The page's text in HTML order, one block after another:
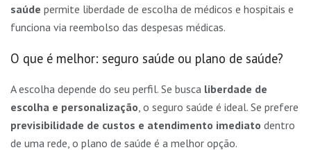
saúde permite liberdade de escolha de médicos e hospitais e
funciona via reembolso das despesas médicas.
O que é melhor: seguro saúde ou plano de saúde?
A escolha depende do seu perfil. Se busca liberdade de
escolha e personalização, o seguro saúde é ideal. Se prefere
previsibilidade de custos e atendimento imediato dentro
de uma rede, o plano de saúde é a melhor opção.